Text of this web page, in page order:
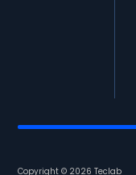
Copyright © 2026 Teclab